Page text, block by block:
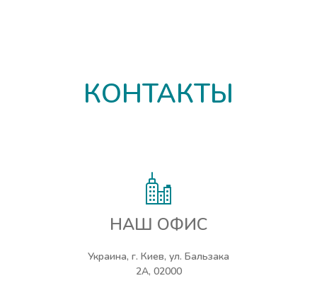
КОНТАКТЫ
НАШ ОФИС
Украина, г. Киев, ул. Бальзака
2А, 02000